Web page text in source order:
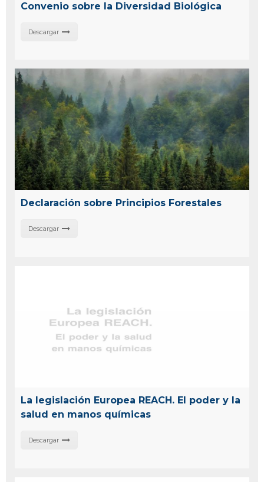
Convenio sobre la Diversidad Biológica
Descargar
Declaración sobre Principios Forestales
Descargar
La legislación Europea REACH. El poder y la
salud en manos químicas
Descargar